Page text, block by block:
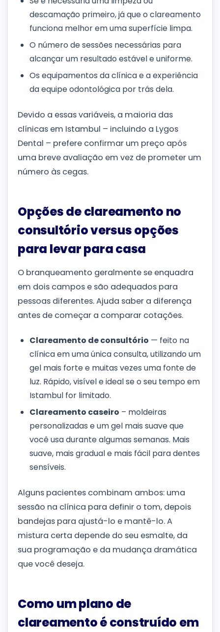
descamação primeiro, já que o clareamento
funciona melhor em uma superfície limpa.
O número de sessões necessárias para
alcançar um resultado estável e uniforme.
Os equipamentos da clínica e a experiência
da equipe odontológica por trás dela.
Devido a essas variáveis, a maioria das
clínicas em Istambul – incluindo a Lygos
Dental – prefere confirmar um preço após
uma breve avaliação em vez de prometer um
número às cegas.
Opções de clareamento no
consultório versus opções
para levar para casa
O branqueamento geralmente se enquadra
em dois campos e são adequados para
pessoas diferentes. Ajuda saber a diferença
antes de começar a comparar cotações.
Clareamento de consultório — feito na
clínica em uma única consulta, utilizando um
gel mais forte e muitas vezes uma fonte de
luz. Rápido, visível e ideal se o seu tempo em
Istambul for limitado.
Clareamento caseiro – moldeiras
personalizadas e um gel mais suave que
você usa durante algumas semanas. Mais
suave, mais gradual e mais fácil para dentes
sensíveis.
Alguns pacientes combinam ambos: uma
sessão na clínica para definir o tom, depois
bandejas para ajustá-lo e mantê-lo. A
mistura certa depende do seu esmalte, da
sua programação e da mudança dramática
que você deseja.
Como um plano de
clareamento é construído em